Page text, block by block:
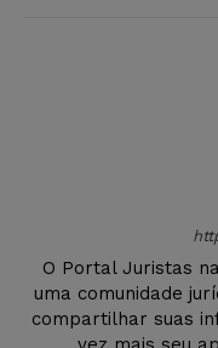
O Portal Juristas
uma comunidade
compartilhar suas